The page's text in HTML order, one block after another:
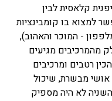
קלאסית לבין
למצוא בו קומבינציות
- המוכר והאהוב),
מהמרכיבים מגיעים
רטבים ומרכיבים
אושי מבשרת, שיכול
לא היה מספיק